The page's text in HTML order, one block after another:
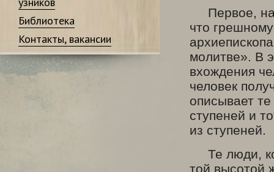
Библиотека
Контакты, вакансии
Первое,
что
молитве». В
вхождения
человек
описывает
ступеней и
из ступеней.
Те люди,
той высотой